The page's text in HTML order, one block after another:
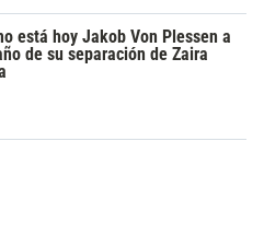
está hoy Jakob Von Plessen a
de su separación de Zaira